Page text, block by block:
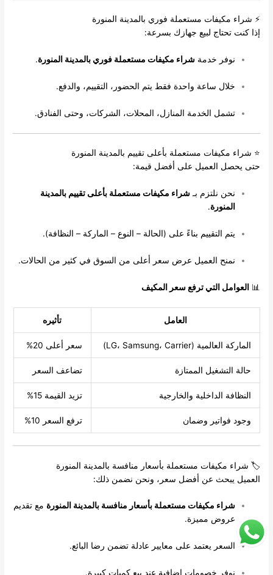
⚡ شراء مكيفات مستعملة فوري بالمدينة المنورة
إذا كنت تحتاج لبيع جهازك بسرعة:
نوفر خدمةشراء مكيفات مستعملة فوري بالمدينة المنورة.
خلال ساعة واحدة فقط يتم الحضور، التقييم، والدفع.
تشمل الخدمة المنازل، المحلات، الشركات، وحتى الفنادق.
⭐ شراء مكيفات مستعملة بأعلى تقييم بالمدينة المنورة
حتى يحصل العميل على أفضل قيمة:
نحن نلتزم بـشراء مكيفات مستعملة بأعلى تقييم بالمدينة
المنورة.
يتم التقييم بناءً على (الحالة – النوع – الماركة – النظافة).
نمنح العميل عرض سعر أعلى من السوق في كثير من الحالات.
📊 العوامل التي ترفع سعر المكيف
العامل تأثيره
الماركة العالمية (LG، Samsung، Carrier) سعر أعلى 20%
حالة التشغيل الممتازة تضاعف السعر
النظافة الداخلية والخارجية تزيد القيمة 15%
وجود فواتير وضمان ترفع السعر 10%
🏷️ شراء مكيفات مستعملة بأسعار منافسة بالمدينة المنورة
العميل يبحث عن أفضل سعر، ونحن نضمن ذلك:
شراء مكيفات مستعملة بأسعار منافسة بالمدينة المنورة مع تقديم
عروض مميزة.
السعر يعتمد على معايير عادلة تضمن رضا البائع.
نوفر خصومات إضافية عند بيع كميات كبيرة.